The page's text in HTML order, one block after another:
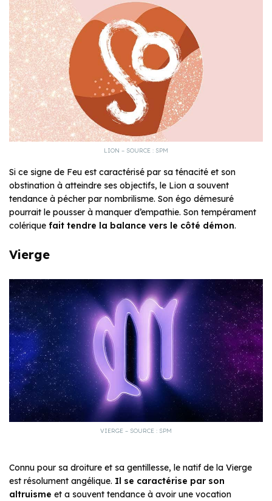
LION – SOURCE : SPM
Si ce signe de Feu est caractérisé par sa ténacité et son
obstination à atteindre ses objectifs, le Lion a souvent
tendance à pécher par nombrilisme. Son égo démesuré
pourrait le pousser à manquer d’empathie. Son tempérament
colérique fait tendre la balance vers le côté démon.
Vierge
VIERGE – SOURCE : SPM
Connu pour sa droiture et sa gentillesse, le natif de la Vierge
est résolument angélique. Il se caractérise par son
altruisme et a souvent tendance à avoir une vocation